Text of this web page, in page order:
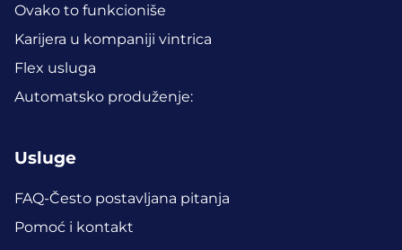
Ovako to funkcioniše
Karijera u kompaniji vintrica
Flex usluga
Automatsko produženje:
Usluge
FAQ-Često postavljana pitanja
Pomoć i kontakt